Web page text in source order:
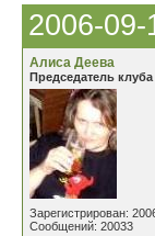
2006-
Алиса Деева
Председатель
Зарегистрирован:
Сообщений: 20033